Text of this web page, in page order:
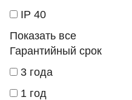
IP 40
Показать все
Гарантийный срок
3 года
1 год